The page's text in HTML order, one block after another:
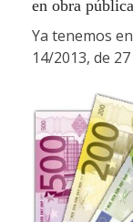
en obra pública
Ya tenemos
14/2013, de